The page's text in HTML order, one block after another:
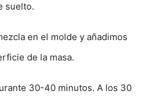
suelto.
en el molde y añadimos
de la masa.
30-40 minutos. A los 30